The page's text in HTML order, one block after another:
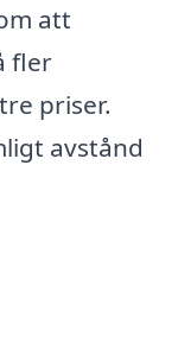
att
fler
priser.
avstånd